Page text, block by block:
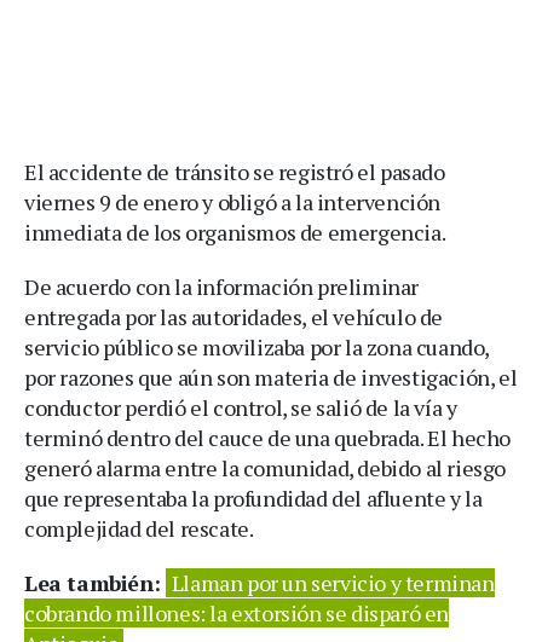
El accidente de tránsito se registró el pasado
viernes 9 de enero y obligó a la intervención
inmediata de los organismos de emergencia.
De acuerdo con la información preliminar
entregada por las autoridades, el vehículo de
servicio público se movilizaba por la zona cuando,
por razones que aún son materia de investigación, el
conductor perdió el control, se salió de la vía y
terminó dentro del cauce de una quebrada. El hecho
generó alarma entre la comunidad, debido al riesgo
que representaba la profundidad del afluente y la
complejidad del rescate.
Lea también: Llaman por un servicio y terminan
cobrando millones: la extorsión se disparó en